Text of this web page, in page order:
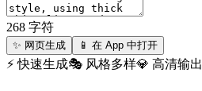
268 字符
✨ 网页生成 📱 在 App 中打开
⚡ 快速生成🎭 风格多样💎 高清输出